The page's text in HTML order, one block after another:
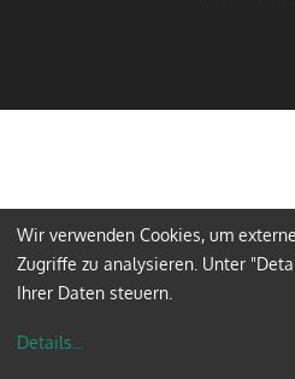
Wir verwenden Cookies, um
Zugriffe zu analysieren. Unter
Ihrer Daten steuern.
Details...